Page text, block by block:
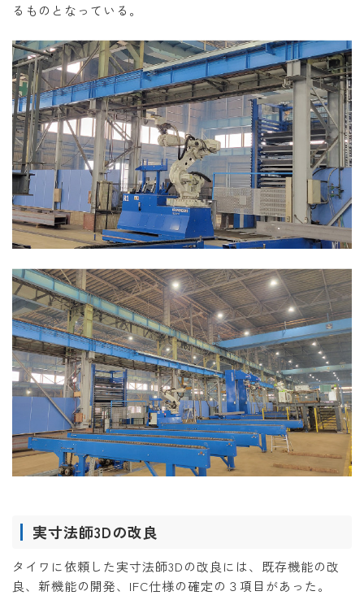
るものとなっている。
実寸法師3Dの改良
タイワに依頼した実寸法師3Dの改良には、既存機能の改
良、新機能の開発、IFC仕様の確定の３項目があった。